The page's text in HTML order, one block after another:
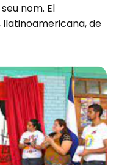
nom. El
de